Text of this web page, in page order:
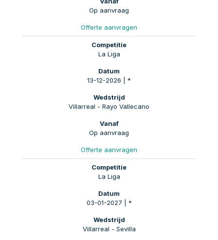
Op aanvraag
Offerte aanvragen
La Liga
13-12-2026 | *
Villarreal - Rayo Vallecano
Op aanvraag
Offerte aanvragen
La Liga
03-01-2027 | *
Villarreal - Sevilla